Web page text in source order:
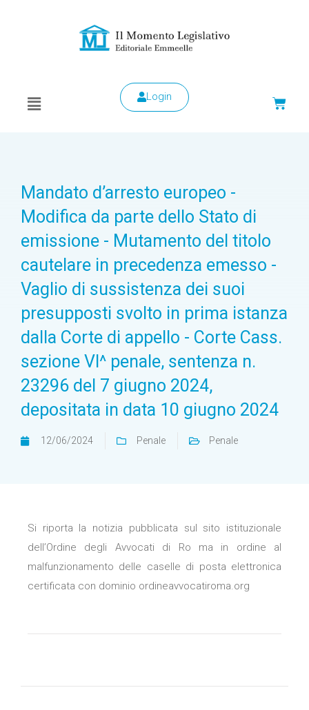
Login
Mandato d’arresto europeo -
Modifica da parte dello Stato di
emissione - Mutamento del titolo
cautelare in precedenza emesso -
Vaglio di sussistenza dei suoi
presupposti svolto in prima istanza
dalla Corte di appello - Corte Cass.
sezione VI^ penale, sentenza n.
23296 del 7 giugno 2024,
depositata in data 10 giugno 2024
12/06/2024 Penale Penale
Si riporta la notizia pubblicata sul sito istituzionale
dell’Ordine degli Avvocati di Ro ma in ordine al
malfunzionamento delle caselle di posta elettronica
certificata con dominio ordineavvocatiroma.org